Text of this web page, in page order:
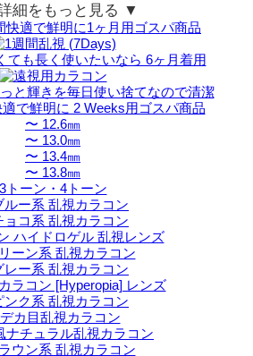
細をもっと見る ▼
〜 12.6㎜
〜 13.0㎜
〜 13.4㎜
〜 13.8㎜
3トーン・4トーン